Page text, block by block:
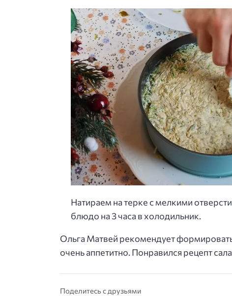
Натираем на терке с мелкими
блюдо на 3 часа в холодильник.
Ольга Матвей рекомендует формировать
очень аппетитно. Понравился рецепт
Поделитесь с друзьями